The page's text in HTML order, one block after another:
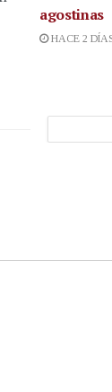
agostinas
HACE 2